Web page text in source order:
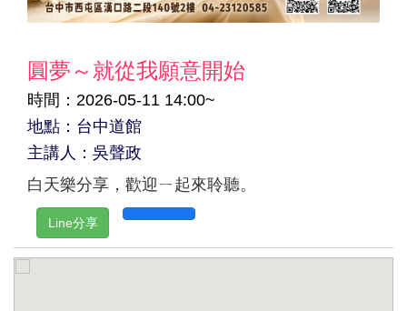
圓夢～就從我願意開始
時間：2026-05-11 14:00~
地點：台中道館
主講人：吳聲政
白天樂分享，歡迎ㄧ起來聆聽。
Line分享